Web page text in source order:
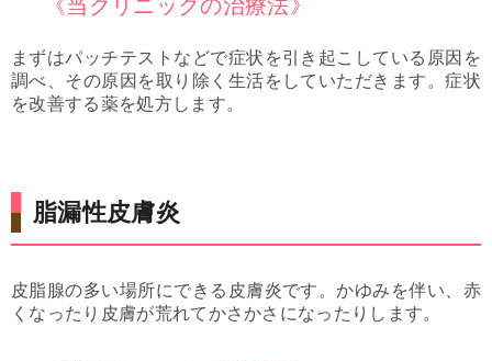
《当クリニックの治療法》
まずはパッチテストなどで症状を引き起こしている原因を
調べ、その原因を取り除く生活をしていただきます。症状
を改善する薬を処方します。
脂漏性皮膚炎
皮脂腺の多い場所にできる皮膚炎です。かゆみを伴い、赤
くなったり皮膚が荒れてかさかさになったりします。